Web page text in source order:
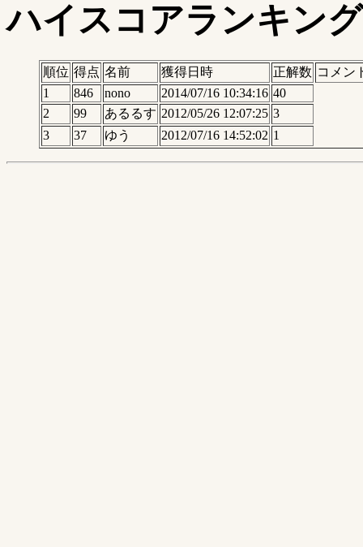
ハイスコアランキング
順位 得点 名前 獲得日時 正解数 コメン
1
846 nono 2014/07/16 10:34:16 40
2
99 あるるす 2012/05/26 12:07:25 3
3
37 ゆう 2012/07/16 14:52:02 1